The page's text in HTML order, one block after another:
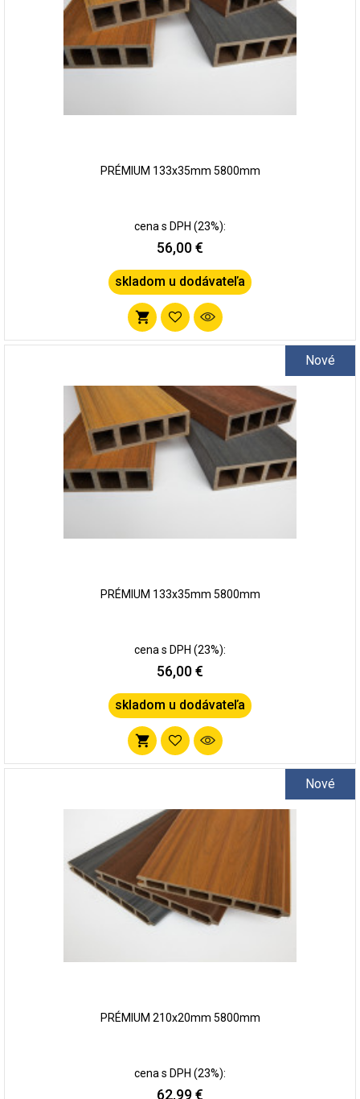
PRÉMIUM 133x35mm 5800mm
cena s DPH (23%):
56,00 €
skladom u dodávateľa
Pridať
obľúbených
Nové
PRÉMIUM 133x35mm 5800mm
cena s DPH (23%):
56,00 €
skladom u dodávateľa
Pridať
obľúbených
Nové
PRÉMIUM 210x20mm 5800mm
cena s DPH (23%):
62,99 €